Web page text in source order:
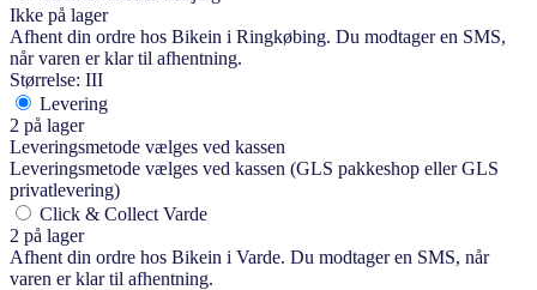
Ikke på lager
Afhent din ordre hos Bikein i Ringkøbing. Du modtager en SMS,
når varen er klar til afhentning.
Størrelse: III
Levering
2 på lager
Leveringsmetode vælges ved kassen
Leveringsmetode vælges ved kassen (GLS pakkeshop eller GLS
privatlevering)
Click & Collect Varde
2 på lager
Afhent din ordre hos Bikein i Varde. Du modtager en SMS, når
varen er klar til afhentning.